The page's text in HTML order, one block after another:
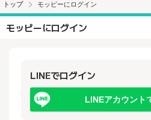
トップ モッピーにログイン
モッピーにログイン
LINEでログイン
LINEアカウント